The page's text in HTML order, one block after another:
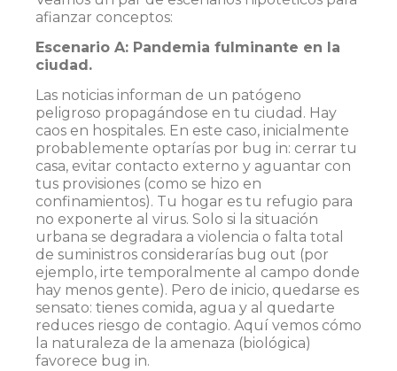
afianzar conceptos:
Escenario A: Pandemia fulminante en la
ciudad.
Las noticias informan de un patógeno
peligroso propagándose en tu ciudad. Hay
caos en hospitales. En este caso, inicialmente
probablemente optarías por bug in: cerrar tu
casa, evitar contacto externo y aguantar con
tus provisiones (como se hizo en
confinamientos). Tu hogar es tu refugio para
no exponerte al virus. Solo si la situación
urbana se degradara a violencia o falta total
de suministros considerarías bug out (por
ejemplo, irte temporalmente al campo donde
hay menos gente). Pero de inicio, quedarse es
sensato: tienes comida, agua y al quedarte
reduces riesgo de contagio. Aquí vemos cómo
la naturaleza de la amenaza (biológica)
favorece bug in.